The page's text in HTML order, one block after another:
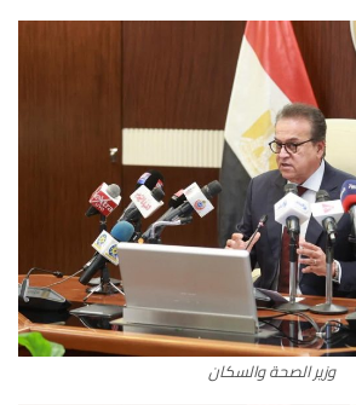
وزير الصحة والسكان